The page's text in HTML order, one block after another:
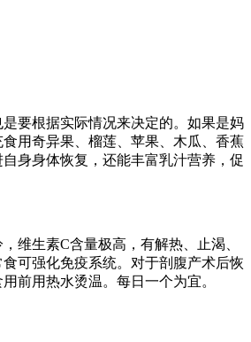
要根据实际情况来决定的。如果是妈
用奇异果、榴莲、苹果、木瓜、香蕉
身身体恢复，还能丰富乳汁营养，促
维生素C含量极高，有解热、止渴、
可强化免疫系统。对于剖腹产术后恢
前用热水烫温。每日一个为宜。